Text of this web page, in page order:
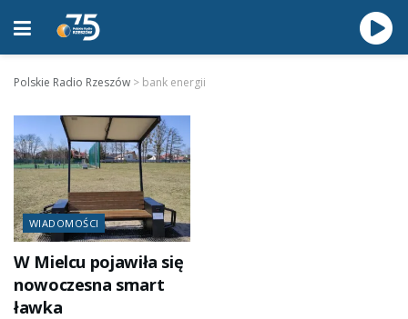
Polskie Radio Rzeszów > bank energii
WIADOMOŚCI
W Mielcu pojawiła się
nowoczesna smart
ławka